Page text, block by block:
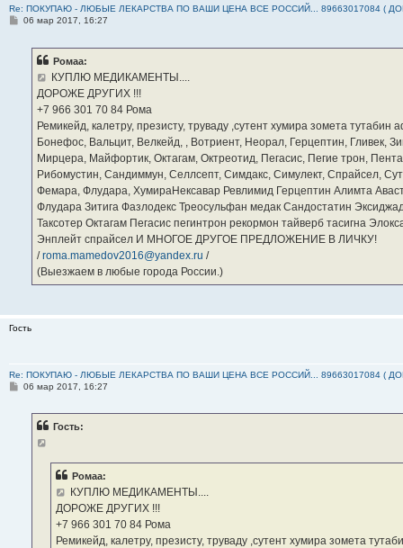
Re: ПОКУПАЮ - ЛЮБЫЕ ЛЕКАРСТВА ПО ВАШИ ЦЕНА ВСЕ РОССИЙ... 89663017084 (
С06 мар 2017, 16:27
Ромаа:
КУПЛЮ МЕДИКАМЕНТЫ....
ДОРОЖЕ ДРУГИХ !!!
‪+7 966 301 70 84‬ Рома
Ремикейд, калетру, презисту, труваду ,сутент хумира зомета
Бонефос, Вальцит, Велкейд, , Вотриент, Неорал, Герцептин, Гливек,
Мирцера, Майфортик, Октагам, Октреотид, Пегасис, Пегие трон,
Рибомустин, Сандиммун, Селлсепт, Симдакс, Симулект, Спрайсел,
Фемара, Флудара, ХумираНексавар Ревлимид Герцептин Алимта
Флудара Зитига Фазлодекс Треосульфан медак Сандостатин
Таксотер Октагам Пегасис пегинтрон рекормон тайверб тасигна
Энплейт спрайсел И МНОГОЕ ДРУГОЕ ПРЕДЛОЖЕНИЕ В ЛИЧКУ!
/roma.mamedov2016@yandex.ru /
(Выезжаем в любые города России.)
Гость
Re: ПОКУПАЮ - ЛЮБЫЕ ЛЕКАРСТВА ПО ВАШИ ЦЕНА ВСЕ РОССИЙ... 89663017084 (
С06 мар 2017, 16:27
Гость:
Ромаа:
КУПЛЮ МЕДИКАМЕНТЫ....
ДОРОЖЕ ДРУГИХ !!!
‪+7 966 301 70 84‬ Рома
Ремикейд, калетру, презисту, труваду ,сутент хумира зомета